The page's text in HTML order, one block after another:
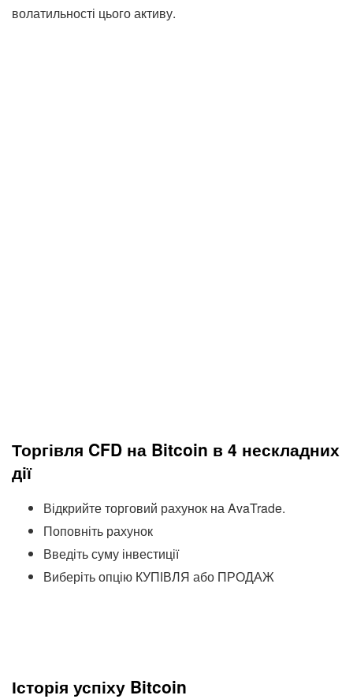
волатильності цього активу.
Торгівля CFD на Bitcoin в 4 нескладних
дії
Відкрийте торговий рахунок на AvaTrade.
Поповніть рахунок
Введіть суму інвестиції
Виберіть опцію КУПІВЛЯ або ПРОДАЖ
Історія успіху Bitcoin